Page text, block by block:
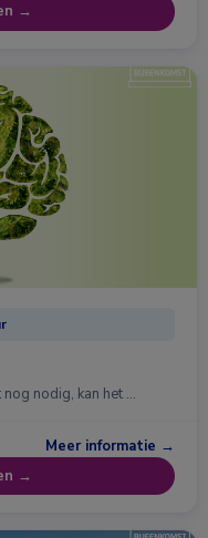
→
nodig, kan het …
Meer informatie →
→